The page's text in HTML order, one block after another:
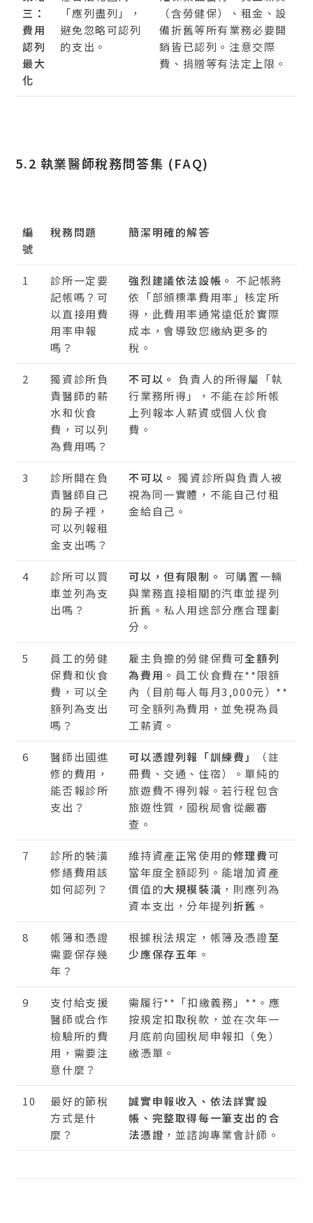
三：
費用
認列
最大
化
「應列盡列」，
避免忽略可認列
的支出。
（含勞健保）、租金、設
備折舊等所有業務必要開
銷皆已認列。注意交際
費、捐贈等有法定上限。
5.2 執業醫師稅務問答集 (FAQ)
編
號
稅務問題 簡潔明確的解答
1
診所一定要
記帳嗎？可
以直接用費
用率申報
嗎？
強烈建議依法設帳。 不記帳將
依「部頒標準費用率」核定所
得，此費用率通常遠低於實際
成本，會導致您繳納更多的
稅。
2
獨資診所負
責醫師的薪
水和伙食
費，可以列
為費用嗎？
不可以。 負責人的所得屬「執
行業務所得」，不能在診所帳
上列報本人薪資或個人伙食
費。
3
診所開在負
責醫師自己
的房子裡，
可以列報租
金支出嗎？
不可以。 獨資診所與負責人被
視為同一實體，不能自己付租
金給自己。
4
診所可以買
車並列為支
出嗎？
可以，但有限制。 可購置一輛
與業務直接相關的汽車並提列
折舊。私人用途部分應合理劃
分。
5
員工的勞健
保費和伙食
費，可以全
額列為支出
嗎？
雇主負擔的勞健保費可全額列
為費用 。員工伙食費在**限額
內（目前每人每月3,000元）**
可全額列為費用，並免視為員
工薪資。
6
醫師出國進
修的費用，
能否報診所
支出？
可以憑證列報「訓練費」
（註
冊費、交通、住宿）。單純的
旅遊費不得列報。若行程包含
旅遊性質，國稅局會從嚴審
查。
7
診所的裝潢
修繕費用該
如何認列？
維持資產正常使用的修理費可
當年度全額認列。能增加資產
價值的大規模裝潢 ，則應列為
資本支出，分年提列折舊 。
8
帳簿和憑證
需要保存幾
年？
根據稅法規定，帳簿及憑證至
少應保存五年 。
9
支付給支援
醫師或合作
檢驗所的費
用，需要注
意什麼？
需履行**「扣繳義務」**。應
按規定扣取稅款，並在次年一
月底前向國稅局申報扣（免）
繳憑單。
10
最好的節稅
方式是什
麼？
誠實申報收入、依法詳實設
帳、完整取得每一筆支出的合
法憑證 ，並諮詢專業會計師。